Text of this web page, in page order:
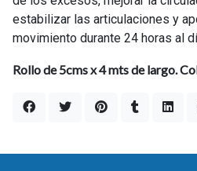
estabilizar las articulaciones y
movimiento durante 24 horas al
Rollo de 5cms x 4 mts de largo.